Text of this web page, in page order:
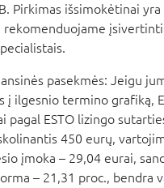
Pirkimas išsimokėtinai
pasekmės: Jeigu
ilgesnio termino grafiką,
ESTO lizingo
450 eurų,
įmoka – 29,04 eurai,
– 21,31 proc., bendra